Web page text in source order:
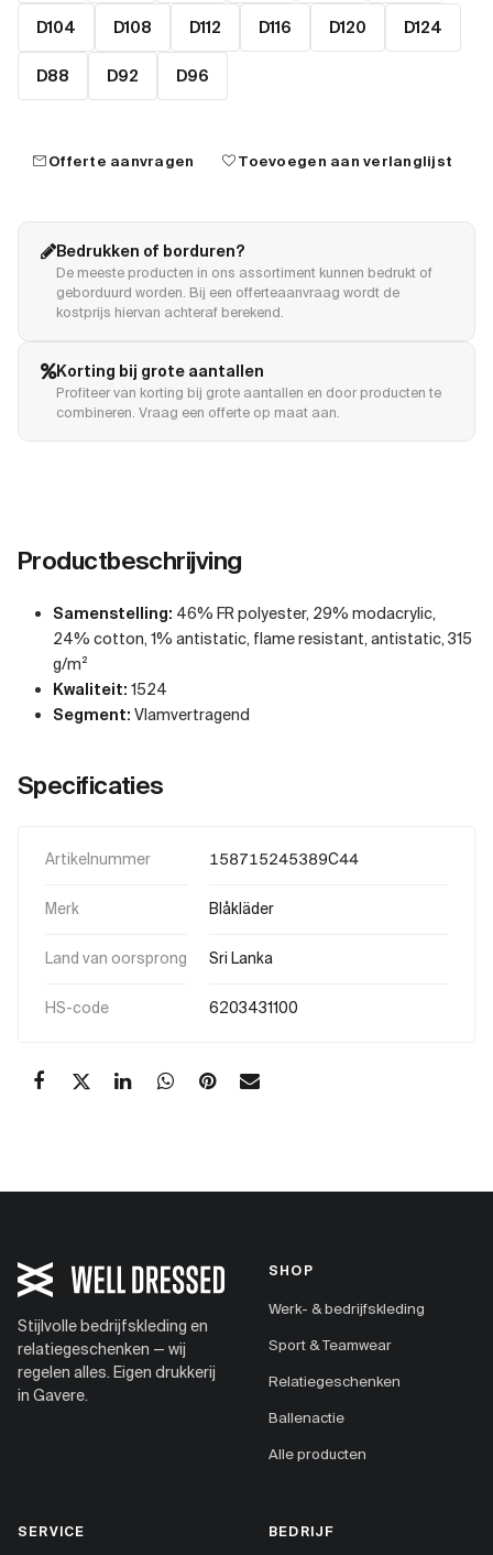
D104 D108 D112 D116 D120 D124
D88 D92 D96
mailOfferte aanvragen favoriteToevoegen aan verlanglijst
Bedrukken of borduren?
De meeste producten in ons assortiment kunnen bedrukt of
geborduurd worden. Bij een offerteaanvraag wordt de
kostprijs hiervan achteraf berekend.
Korting bij grote aantallen
Profiteer van korting bij grote aantallen en door producten te
combineren. Vraag een offerte op maat aan.
Productbeschrijving
Samenstelling: 46% FR polyester, 29% modacrylic,
24% cotton, 1% antistatic, flame resistant, antistatic, 315
g/m²
Kwaliteit: 1524
Segment: Vlamvertragend
Specificaties
Artikelnummer 158715245389C44
Merk Blåkläder
Land van oorsprong Sri Lanka
HS-code 6203431100
Stijlvolle bedrijfskleding en
relatiegeschenken — wij
regelen alles. Eigen drukkerij
in Gavere.
SHOP
Werk- & bedrijfskleding
Sport & Teamwear
Relatiegeschenken
Ballenactie
Alle producten
SERVICE BEDRIJF